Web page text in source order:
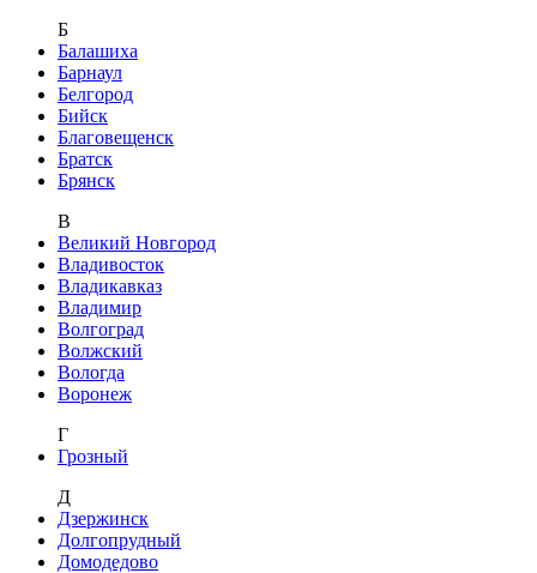
Б
Балашиха
Барнаул
Белгород
Бийск
Благовещенск
Братск
Брянск
В
Великий Новгород
Владивосток
Владикавказ
Владимир
Волгоград
Волжский
Вологда
Воронеж
Г
Грозный
Д
Дзержинск
Долгопрудный
Домодедово